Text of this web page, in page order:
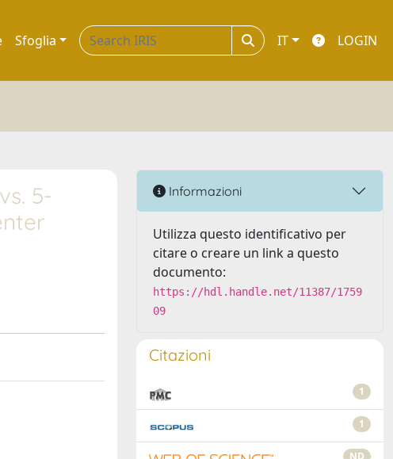
Sfoglia IT LOGIN
5-
Informazioni
Utilizza questo identificativo per
citare o creare un link a questo
documento:
https://hdl.handle.net/11387/1759
09
Citazioni
1
1